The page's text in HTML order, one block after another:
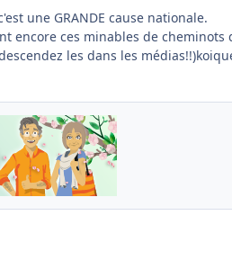
une GRANDE cause nationale.
encore ces minables de cheminots
les dans les